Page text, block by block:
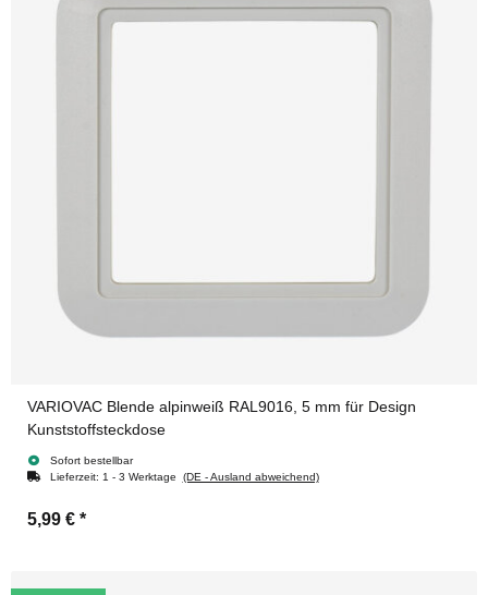
VARIOVAC Blende alpinweiß RAL9016, 5 mm für Design
Kunststoffsteckdose
Sofort bestellbar
Lieferzeit: 1 - 3 Werktage (DE - Ausland abweichend)
5,99 € *